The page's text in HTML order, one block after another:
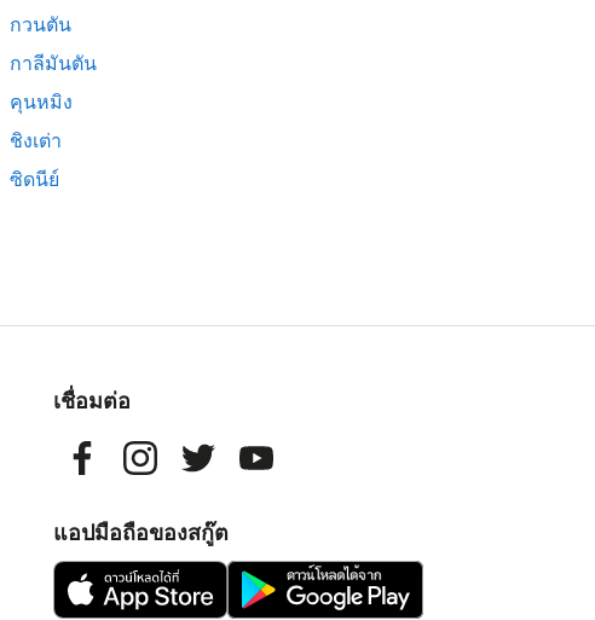
กวนตัน
กาลีมันตัน
คุนหมิง
ชิงเต่า
ซิดนีย์
เชื่อมต่อ
แอปมือถือของสกู๊ต